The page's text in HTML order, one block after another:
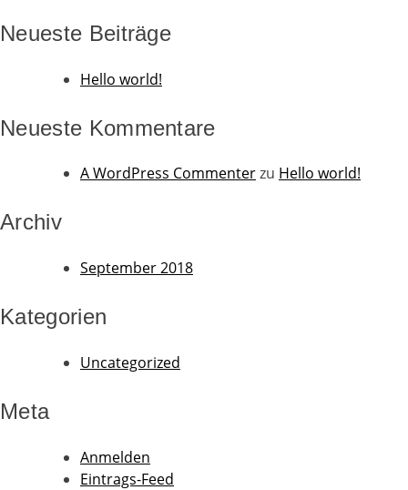
Neueste Beiträge
Hello world!
Neueste Kommentare
A WordPress Commenterzu Hello world!
Archiv
September 2018
Kategorien
Uncategorized
Meta
Anmelden
Eintrags-Feed